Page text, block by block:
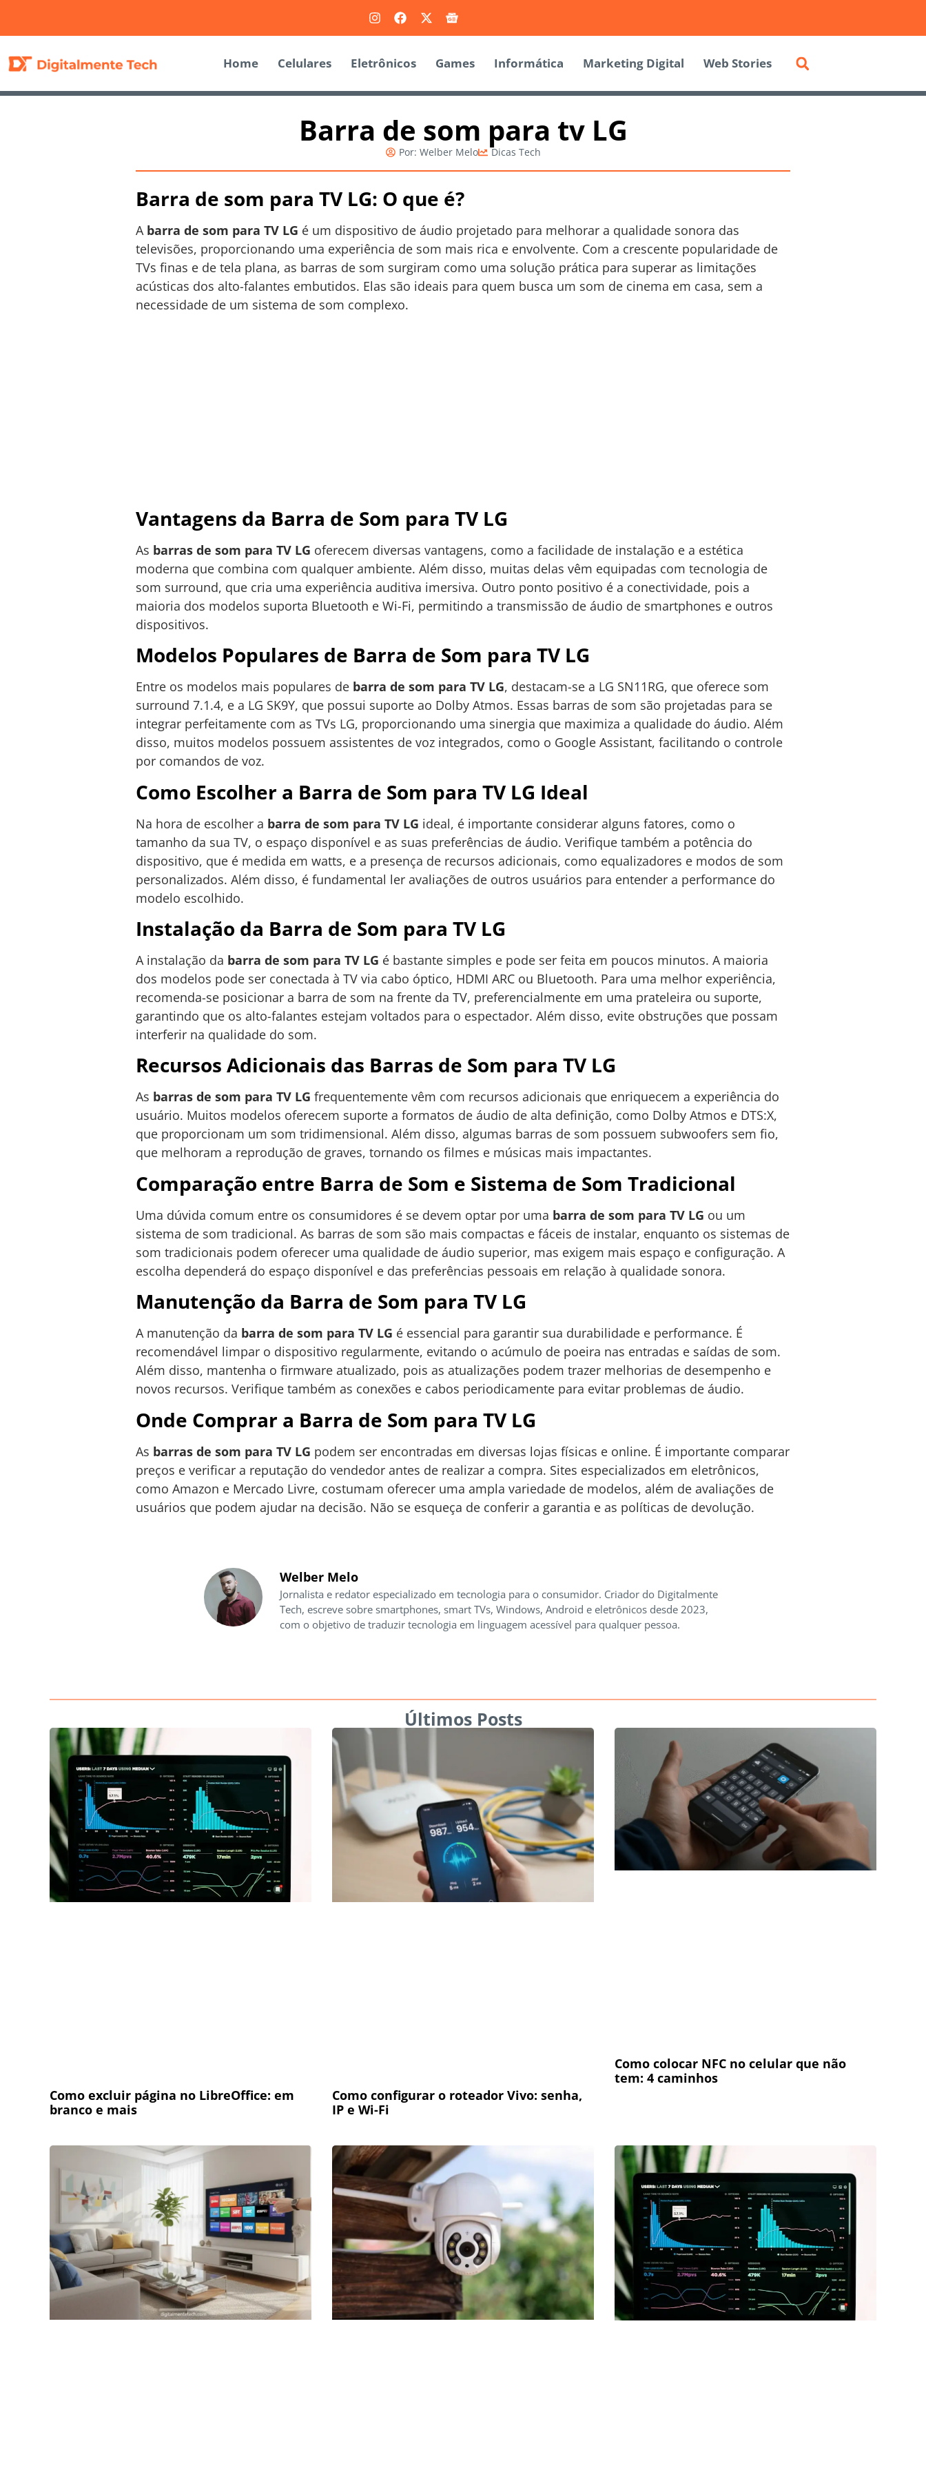
Home Celulares Eletrônicos Games Informática Marketing Digital Web Stories
Barra de som para tv LG
Por: Welber Melo Dicas Tech
Barra de som para TV LG: O que é?
A barra de som para TV LG é um dispositivo de áudio projetado para melhorar a qualidade sonora das
televisões, proporcionando uma experiência de som mais rica e envolvente. Com a crescente popularidade de
TVs finas e de tela plana, as barras de som surgiram como uma solução prática para superar as limitações
acústicas dos alto-falantes embutidos. Elas são ideais para quem busca um som de cinema em casa, sem a
necessidade de um sistema de som complexo.
Vantagens da Barra de Som para TV LG
As barras de som para TV LG oferecem diversas vantagens, como a facilidade de instalação e a estética
moderna que combina com qualquer ambiente. Além disso, muitas delas vêm equipadas com tecnologia de
som surround, que cria uma experiência auditiva imersiva. Outro ponto positivo é a conectividade, pois a
maioria dos modelos suporta Bluetooth e Wi-Fi, permitindo a transmissão de áudio de smartphones e outros
dispositivos.
Modelos Populares de Barra de Som para TV LG
Entre os modelos mais populares de barra de som para TV LG, destacam-se a LG SN11RG, que oferece som
surround 7.1.4, e a LG SK9Y, que possui suporte ao Dolby Atmos. Essas barras de som são projetadas para se
integrar perfeitamente com as TVs LG, proporcionando uma sinergia que maximiza a qualidade do áudio. Além
disso, muitos modelos possuem assistentes de voz integrados, como o Google Assistant, facilitando o controle
por comandos de voz.
Como Escolher a Barra de Som para TV LG Ideal
Na hora de escolher a barra de som para TV LG ideal, é importante considerar alguns fatores, como o
tamanho da sua TV, o espaço disponível e as suas preferências de áudio. Verifique também a potência do
dispositivo, que é medida em watts, e a presença de recursos adicionais, como equalizadores e modos de som
personalizados. Além disso, é fundamental ler avaliações de outros usuários para entender a performance do
modelo escolhido.
Instalação da Barra de Som para TV LG
A instalação da barra de som para TV LG é bastante simples e pode ser feita em poucos minutos. A maioria
dos modelos pode ser conectada à TV via cabo óptico, HDMI ARC ou Bluetooth. Para uma melhor experiência,
recomenda-se posicionar a barra de som na frente da TV, preferencialmente em uma prateleira ou suporte,
garantindo que os alto-falantes estejam voltados para o espectador. Além disso, evite obstruções que possam
interferir na qualidade do som.
Recursos Adicionais das Barras de Som para TV LG
As barras de som para TV LG frequentemente vêm com recursos adicionais que enriquecem a experiência do
usuário. Muitos modelos oferecem suporte a formatos de áudio de alta definição, como Dolby Atmos e DTS:X,
que proporcionam um som tridimensional. Além disso, algumas barras de som possuem subwoofers sem fio,
que melhoram a reprodução de graves, tornando os filmes e músicas mais impactantes.
Comparação entre Barra de Som e Sistema de Som Tradicional
Uma dúvida comum entre os consumidores é se devem optar por uma barra de som para TV LG ou um
sistema de som tradicional. As barras de som são mais compactas e fáceis de instalar, enquanto os sistemas de
som tradicionais podem oferecer uma qualidade de áudio superior, mas exigem mais espaço e configuração. A
escolha dependerá do espaço disponível e das preferências pessoais em relação à qualidade sonora.
Manutenção da Barra de Som para TV LG
A manutenção da barra de som para TV LG é essencial para garantir sua durabilidade e performance. É
recomendável limpar o dispositivo regularmente, evitando o acúmulo de poeira nas entradas e saídas de som.
Além disso, mantenha o firmware atualizado, pois as atualizações podem trazer melhorias de desempenho e
novos recursos. Verifique também as conexões e cabos periodicamente para evitar problemas de áudio.
Onde Comprar a Barra de Som para TV LG
As barras de som para TV LG podem ser encontradas em diversas lojas físicas e online. É importante comparar
preços e verificar a reputação do vendedor antes de realizar a compra. Sites especializados em eletrônicos,
como Amazon e Mercado Livre, costumam oferecer uma ampla variedade de modelos, além de avaliações de
usuários que podem ajudar na decisão. Não se esqueça de conferir a garantia e as políticas de devolução.
Welber Melo
Jornalista e redator especializado em tecnologia para o consumidor. Criador do Digitalmente
Tech, escreve sobre smartphones, smart TVs, Windows, Android e eletrônicos desde 2023,
com o objetivo de traduzir tecnologia em linguagem acessível para qualquer pessoa.
Últimos Posts
Como excluir página no LibreOffice: em
branco e mais
Como configurar o roteador Vivo: senha,
IP e Wi-Fi
Como colocar NFC no celular que não
tem: 4 caminhos